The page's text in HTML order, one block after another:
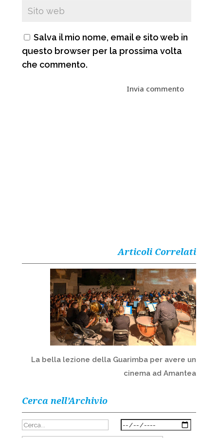
Salva il mio nome, email e sito web in
questo browser per la prossima volta
che commento.
Articoli Correlati
La bella lezione della Guarimba per avere un
cinema ad Amantea
Cerca nell’Archivio